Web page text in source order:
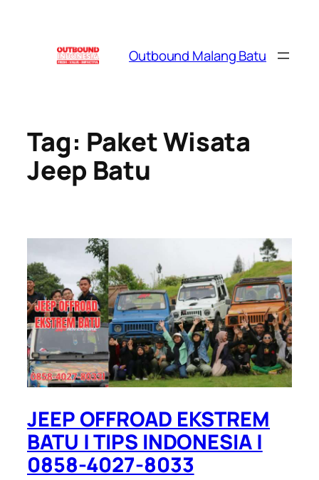
Outbound Malang Batu
Tag: Paket Wisata
Jeep Batu
JEEP OFFROAD EKSTREM
BATU | TIPS INDONESIA |
0858-4027-8033